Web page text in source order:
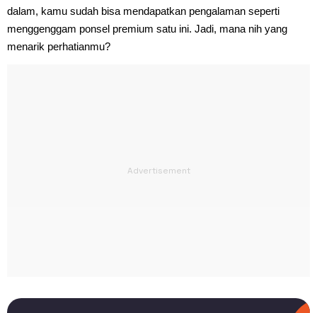
dalam, kamu sudah bisa mendapatkan pengalaman seperti
menggenggam ponsel premium satu ini. Jadi, mana nih yang
menarik perhatianmu?